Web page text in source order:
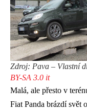
Zdroj: Pava – Vlastní
BY-SA 3.0 it
Malá, ale přesto v
Fiat Panda brázdí svět